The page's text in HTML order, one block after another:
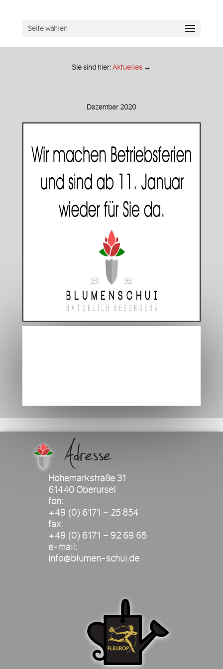
Seite wählen
Sie sind hier:Aktuelles →
Dezember 2020
Adresse
Hohemarkstraße 31
61440 Oberursel
fon:
+49 (0) 6171 – 25 854
fax:
+49 (0) 6171 – 92 69 65
e-mail:
info@blumen-schui.de